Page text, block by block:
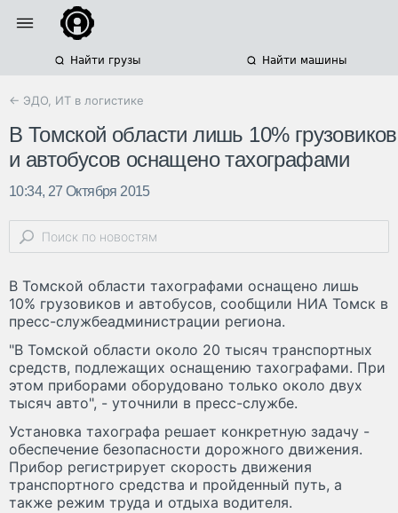
Найти грузы Найти машины
← ЭДО, ИТ в логистике
В Томской области лишь 10% грузовиков
и автобусов оснащено тахографами
10:34, 27 Октября 2015
В Томской области тахографами оснащено лишь
10% грузовиков и автобусов, сообщили НИА Томск в
пресс-службеадминистрации региона.
"В Томской области около 20 тысяч транспортных
средств, подлежащих оснащению тахографами. При
этом приборами оборудовано только около двух
тысяч авто", - уточнили в пресс-службе.
Установка тахографа решает конкретную задачу -
обеспечение безопасности дорожного движения.
Прибор регистрирует скорость движения
транспортного средства и пройденный путь, а
также режим труда и отдыха водителя.